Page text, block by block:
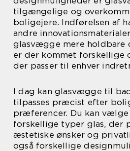
tilgængelige og
boligejere. Indførelsen af
andre
glasvægge mere holdbare
er der kommet forskellige
der passer til enhver
I dag kan glasvægge til
tilpasses præcist efter
præferencer. Du kan vælge
forskellige typer glas, der
æstetiske ønsker og
også forskellige